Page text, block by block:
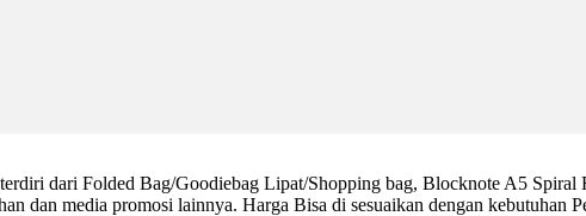
dari Folded Bag/Goodiebag Lipat/Shopping bag, Blocknote A5 Spiral
dan media promosi lainnya. Harga Bisa di sesuaikan dengan kebutuhan